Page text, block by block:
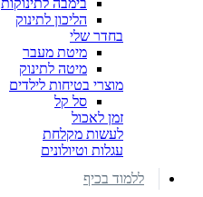
הליכון לתינוק
בחדר שלי
מיטת מעבר
מיטה לתינוק
מוצרי בטיחות לילדים
סל קל
זמן לאכול
לעשות מקלחת
עגלות וטיולונים
ללמוד בכיף